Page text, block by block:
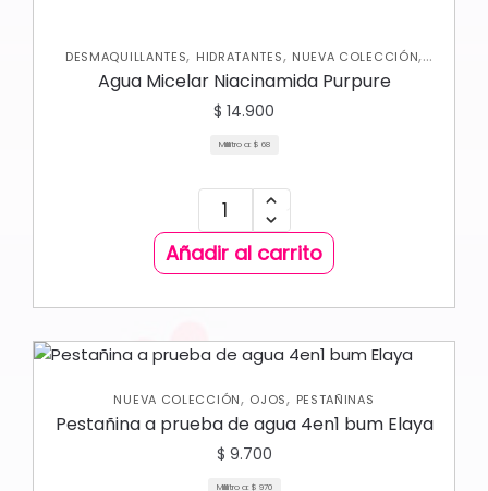
DESMAQUILLANTES, HIDRATANTES, NUEVA COLECCIÓN,
ROSTRO ,SKIN CARE FACIAL
Agua Micelar Niacinamida Purpure
$ 14.900
Mililitro a: $ 68
Añadir al carrito
NUEVA COLECCIÓN, OJOS, PESTAÑINAS
Pestañina a prueba de agua 4en1 bum Elaya
$ 9.700
Mililitro a: $ 970